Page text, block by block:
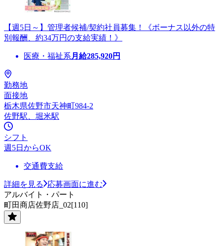
【週5日～】管理者候補/契約社員募集！《ボーナス以外の特
別報酬、約34万円の支給実績！》
医療・福祉系 月給285,920円
勤務地
面接地
栃木県佐野市天神町984-2
佐野駅、堀米駅
シフト
週5日からOK
交通費支給
詳細を見る
応募画面に進む
アルバイト・パート
町田商店佐野店_02[110]